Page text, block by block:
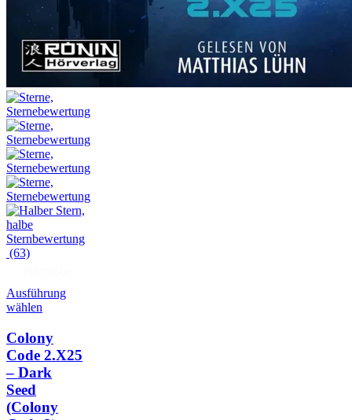
(63)
Ausführung
wählen
Colony
Code 2.X25
– Dark
Seed
(Colony